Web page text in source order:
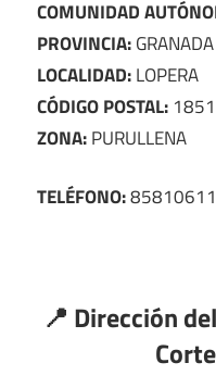
COMUNIDAD
PROVINCIA:GRANADA
LOCALIDAD:LOPERA
CÓDIGO POSTAL:
ZONA:PURULLENA
TELÉFONO:
📍 Dirección